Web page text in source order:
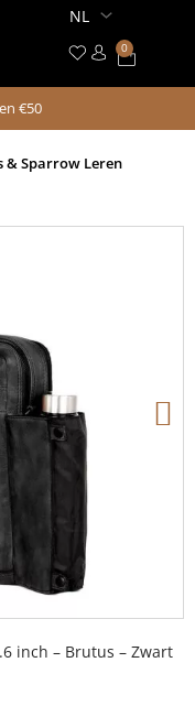
0
€50
& Sparrow Leren
inch – Brutus – Zwart